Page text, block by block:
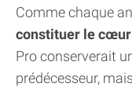
Comme chaque
constituer le
Pro conserverait
prédécesseur,